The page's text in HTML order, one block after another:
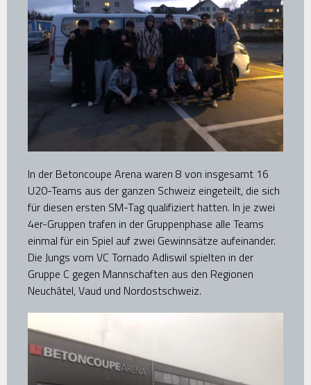
In der Betoncoupe Arena waren 8 von insgesamt 16
U20-Teams aus der ganzen Schweiz eingeteilt, die sich
für diesen ersten SM-Tag qualifiziert hatten. In je zwei
4er-Gruppen trafen in der Gruppenphase alle Teams
einmal für ein Spiel auf zwei Gewinnsätze aufeinander.
Die Jungs vom VC Tornado Adliswil spielten in der
Gruppe C gegen Mannschaften aus den Regionen
Neuchâtel, Vaud und Nordostschweiz.